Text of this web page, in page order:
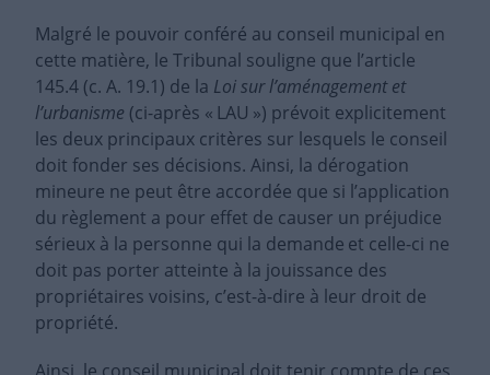
Malgré le pouvoir conféré au conseil municipal en
cette matière, le Tribunal souligne que l’article
145.4 (c. A. 19.1) de la Loi sur l’aménagement et
l’urbanisme (ci-après « LAU ») prévoit explicitement
les deux principaux critères sur lesquels le conseil
doit fonder ses décisions. Ainsi, la dérogation
mineure ne peut être accordée que si l’application
du règlement a pour effet de causer un préjudice
sérieux à la personne qui la demande et celle-ci ne
doit pas porter atteinte à la jouissance des
propriétaires voisins, c’est-à-dire à leur droit de
propriété.